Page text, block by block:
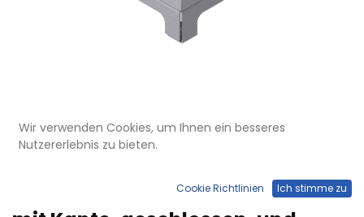
UBD 264 255
Unterflur-Bodendose UBD 260
aus Chromstahl inkl. Blinddeckel
Wir verwenden Cookies, um Ihnen ein besseres
Nutzererlebnis zu bieten.
Cookie Richtlinien Ich stimme zu